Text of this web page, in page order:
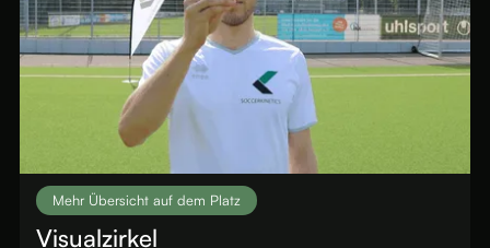
Mehr Übersicht auf dem Platz
Visualzirkel